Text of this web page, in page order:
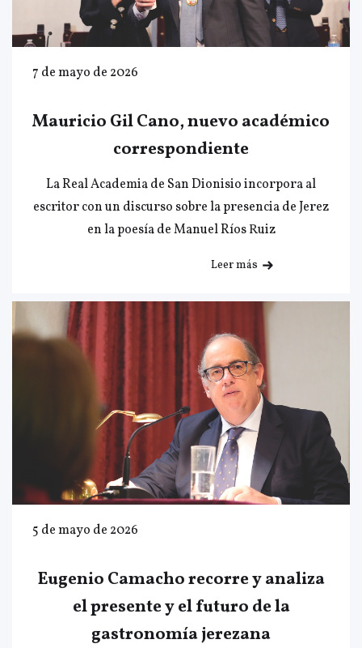
7 de mayo de 2026
Mauricio Gil Cano, nuevo académico
correspondiente
La Real Academia de San Dionisio incorpora al
escritor con un discurso sobre la presencia de Jerez
en la poesía de Manuel Ríos Ruiz
Leer más
5 de mayo de 2026
Eugenio Camacho recorre y analiza
el presente y el futuro de la
gastronomía jerezana